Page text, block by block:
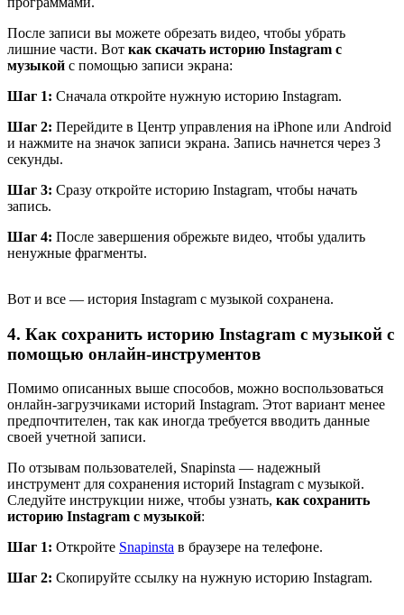
После записи вы можете обрезать видео, чтобы убрать
лишние части. Вот как скачать историю Instagram с
музыкой с помощью записи экрана:
Шаг 1: Сначала откройте нужную историю Instagram.
Шаг 2: Перейдите в Центр управления на iPhone или Android
и нажмите на значок записи экрана. Запись начнется через 3
секунды.
Шаг 3: Сразу откройте историю Instagram, чтобы начать
запись.
Шаг 4: После завершения обрежьте видео, чтобы удалить
ненужные фрагменты.
Вот и все — история Instagram с музыкой сохранена.
4. Как сохранить историю Instagram с музыкой с
помощью онлайн-инструментов
Помимо описанных выше способов, можно воспользоваться
онлайн-загрузчиками историй Instagram. Этот вариант менее
предпочтителен, так как иногда требуется вводить данные
своей учетной записи.
По отзывам пользователей, Snapinsta — надежный
инструмент для сохранения историй Instagram с музыкой.
Следуйте инструкции ниже, чтобы узнать, как сохранить
историю Instagram с музыкой:
Шаг 1: Откройте Snapinsta в браузере на телефоне.
Шаг 2: Скопируйте ссылку на нужную историю Instagram.